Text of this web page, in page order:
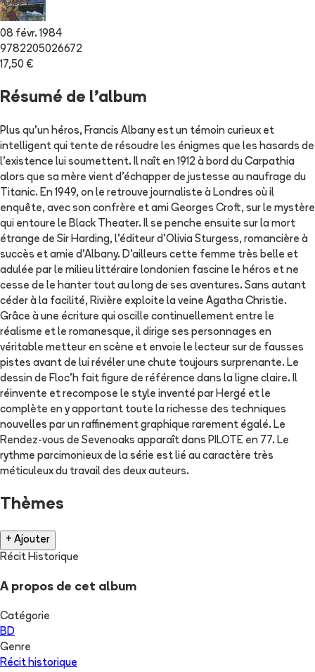
08 févr. 1984
9782205026672
17,50 €
Résumé de l'album
Plus qu'un héros, Francis Albany est un témoin curieux et
intelligent qui tente de résoudre les énigmes que les hasards de
l'existence lui soumettent. Il naît en 1912 à bord du Carpathia
alors que sa mère vient d'échapper de justesse au naufrage du
Titanic. En 1949, on le retrouve journaliste à Londres où il
enquête, avec son confrère et ami Georges Croft, sur le mystère
qui entoure le Black Theater. Il se penche ensuite sur la mort
étrange de Sir Harding, l'éditeur d'Olivia Sturgess, romancière à
succès et amie d'Albany. D'ailleurs cette femme très belle et
adulée par le milieu littéraire londonien fascine le héros et ne
cesse de le hanter tout au long de ses aventures. Sans autant
céder à la facilité, Rivière exploite la veine Agatha Christie.
Grâce à une écriture qui oscille continuellement entre le
réalisme et le romanesque, il dirige ses personnages en
véritable metteur en scène et envoie le lecteur sur de fausses
pistes avant de lui révéler une chute toujours surprenante. Le
dessin de Floc'h fait figure de référence dans la ligne claire. Il
réinvente et recompose le style inventé par Hergé et le
complète en y apportant toute la richesse des techniques
nouvelles par un raffinement graphique rarement égalé. Le
Rendez-vous de Sevenoaks apparaît dans PILOTE en 77. Le
rythme parcimonieux de la série est lié au caractère très
méticuleux du travail des deux auteurs.
Thèmes
+ Ajouter
Récit Historique
A propos de cet album
Catégorie
BD
Genre
Récit historique